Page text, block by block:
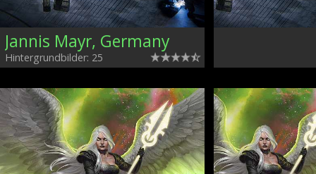
Jannis Mayr, Germany
Hintergrundbilder: 25